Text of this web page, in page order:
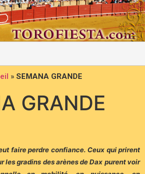
» SEMANA GRANDE
GRANDE
faire perdre confiance. Ceux qui prirent
les gradins des arènes de Dax purent voir